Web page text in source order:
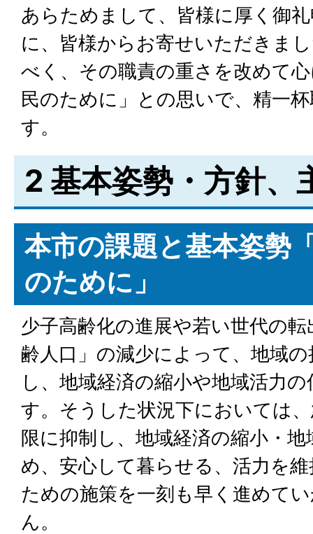
あらためまして、皆様に厚く御
に、皆様からお寄せいただきま
べく、その職責の重さを改めて
民のために」との思いで、精一
す。
2 基本姿勢・方針、
本市の課題と基本姿勢
のために」
少子高齢化の進展や若い世代の
齢人口」の減少によって、地域
し、地域経済の縮小や地域活力
す。そうした状況下においては
限に抑制し、地域経済の縮小・
め、安心して暮らせる、活力を
ための施策を一刻も早く進めて
ん。